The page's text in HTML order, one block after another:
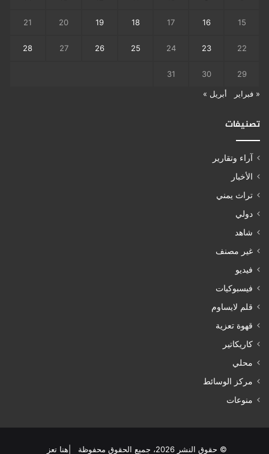
15
16
17
18
19
20
21
22
23
24
25
26
27
28
29
30
31
« فبراير أبريل »
تصنيفات
آراء وتقارير
الأخبار
تراث يمني
دولي
شاهد
غير مصنف
فيديو
فيسبوكيات
قلم لايساوم
قهوة تعزية
كاريكاتير
محلي
مركز الوسائط
منوعات
© حقوق النشر 2026، جميع الحقوق محفوظة |هنا تعز